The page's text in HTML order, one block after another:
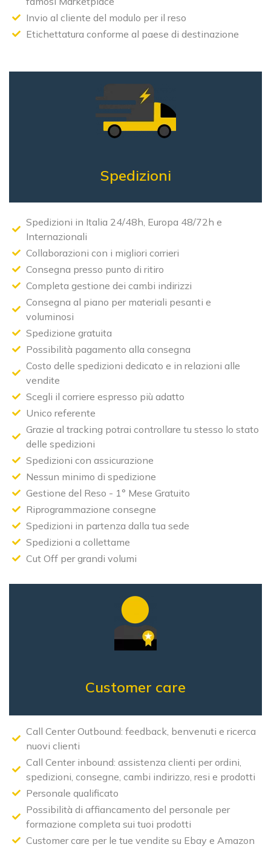
Invio al cliente del modulo per il reso
Etichettatura conforme al paese di destinazione
Spedizioni
Spedizioni in Italia 24/48h, Europa 48/72h e
Internazionali
Collaborazioni con i migliori corrieri
Consegna presso punto di ritiro
Completa gestione dei cambi indirizzi
Consegna al piano per materiali pesanti e
voluminosi
Spedizione gratuita
Possibilità pagamento alla consegna
Costo delle spedizioni dedicato e in relazioni alle
vendite
Scegli il corriere espresso più adatto
Unico referente
Grazie al tracking potrai controllare tu stesso lo stato
delle spedizioni
Spedizioni con assicurazione
Nessun minimo di spedizione
Gestione del Reso - 1° Mese Gratuito
Riprogrammazione consegne
Spedizioni in partenza dalla tua sede
Spedizioni a collettame
Cut Off per grandi volumi
Customer care
Call Center Outbound: feedback, benvenuti e ricerca
nuovi clienti
Call Center inbound: assistenza clienti per ordini,
spedizioni, consegne, cambi indirizzo, resi e prodotti
Personale qualificato
Possibilità di affiancamento del personale per
formazione completa sui tuoi prodotti
Customer care per le tue vendite su Ebay e Amazon